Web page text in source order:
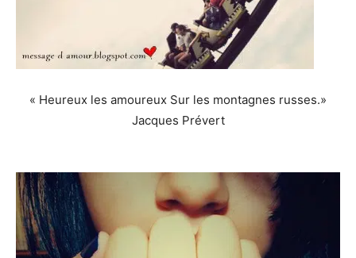
« Heureux les amoureux Sur les montagnes russes.»
Jacques Prévert